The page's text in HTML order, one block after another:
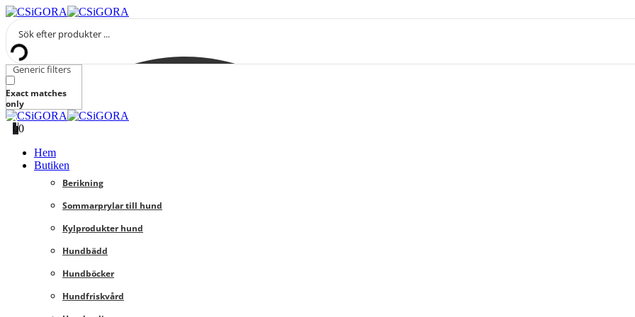
Generic filters
Exact matches
only
00
Hem
Butiken
Berikning
Sommarprylar till hund
Kylprodukter hund
Hundbädd
Hundböcker
Hundfriskvård